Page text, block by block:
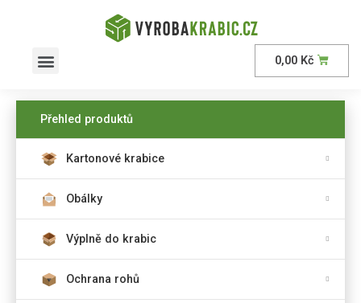
0,00 Kč
Přehled produktů
Kartonové krabice
Obálky
Výplně do krabic
Ochrana rohů